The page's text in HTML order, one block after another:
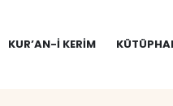
KUR’AN-I KERIM